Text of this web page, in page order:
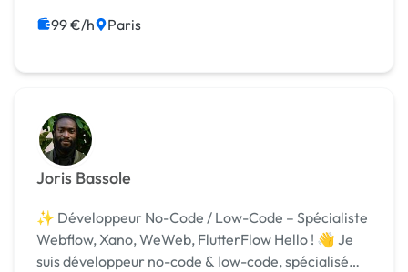
99 €/h Paris
Joris Bassole
✨ Développeur No-Code / Low-Code – Spécialiste
Webflow, Xano, WeWeb, FlutterFlow Hello ! 👋 Je
suis développeur no-code & low-code, spécialisé